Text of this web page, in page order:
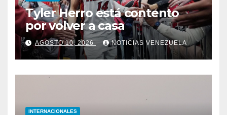
Tyler Herro está contento
por volver a casa
AGOSTO 10, 2026 NOTICIAS VENEZUELA
INTERNACIONALES